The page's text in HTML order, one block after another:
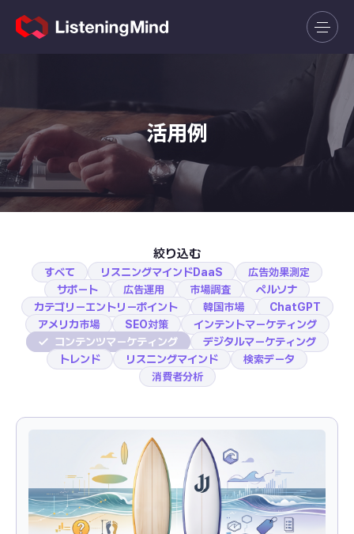
活用例
絞り込む
すべて リスニングマインドDaaS
広告効果測定
サポート
広告運用 市場調査
ペルソナ
カテゴリーエントリーポイント
韓国市場
ChatGPT
アメリカ市場
SEO対策
インテントマーケティング
コンテンツマーケティング
デジタルマーケティング
トレンド
リスニングマインド
検索データ
消費者分析